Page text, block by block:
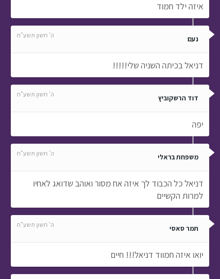
איזה ילד חמוד
נעם ה' חשון תשע"ח
דניאל בכיתה השניה שלי!!!!!
דוד הרשקוביץ ה' חשון תשע"ח
יפה
משפחת בראלי ה' חשון תשע"ח
דניאל כל הכבוד לך איזה אח מסור ואוהב שדואג לאחיו
למרות הקשיים
תמר סאסי ה' חשון תשע"ח
יואו איזה חמווד דניאל!!! חיים